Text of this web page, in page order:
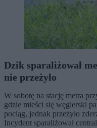
Dzik sparaliżował
nie przeżyło
W sobotę na stację metra
gdzie mieści się węgierski
pociąg, jednak przeżyło
Incydent sparaliżował